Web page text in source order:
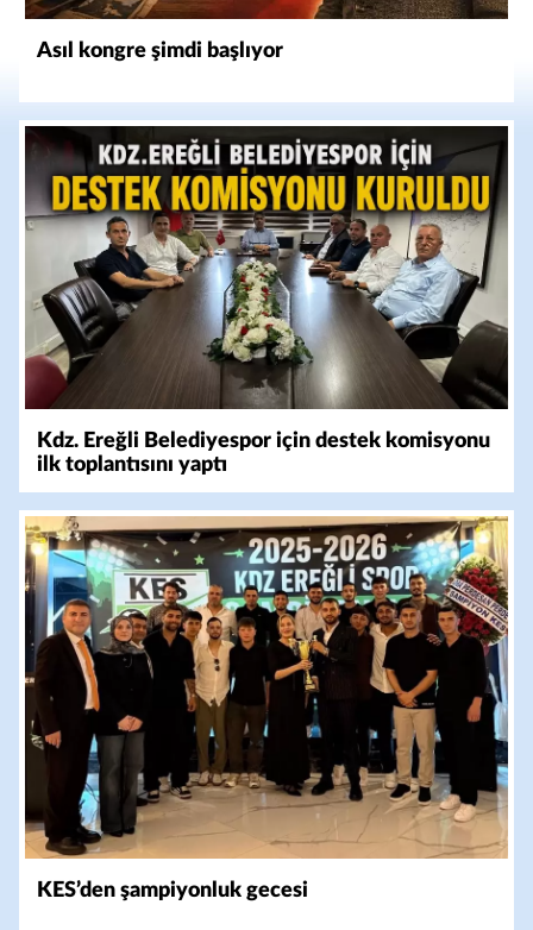
Asıl kongre şimdi başlıyor
Kdz. Ereğli Belediyespor için destek komisyonu
ilk toplantısını yaptı
KES’den şampiyonluk gecesi